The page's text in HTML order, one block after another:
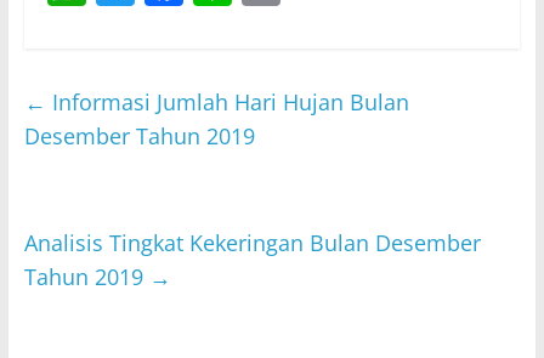
s
A
er e
b
k
l
← Informasi Jumlah Hari Hujan Bulan
Desember Tahun 2019
Analisis Tingkat Kekeringan Bulan Desember
Tahun 2019 →